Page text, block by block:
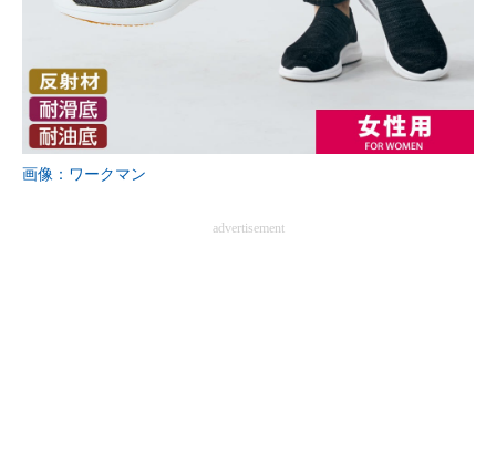
画像：ワークマン
advertisement